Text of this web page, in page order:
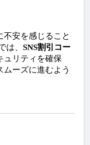
不安を感じること
は、 SNS割引コー
ュリティを確保
ムーズに進むよう